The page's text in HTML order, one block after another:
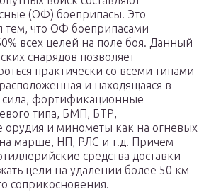
(ОФ) бое­припасы. Это
тем, что ОФ боеприпасами
всех целей на поле боя. Данный
снарядов позволяет
практически со всеми типами
и находящаяся в
сила, фортификационные
типа, БМП, БТР,
орудия и минометы как на огневых
на марше, НП, РЛС и т.д. При­чем
средства доставки
цели на удалении более 50 км
соприкосновения.